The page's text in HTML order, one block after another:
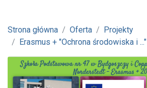
Strona główna Oferta
Projekty
Erasmus + "Ochrona środowiska i ..."